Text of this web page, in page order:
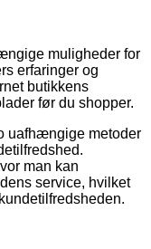
muligheder for
erfaringer og
butikkens
før du shopper.
uafhængige metoder
man kan
service, hvilket